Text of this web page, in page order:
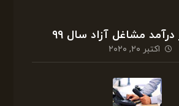
درآمد مشاغل آزاد سال ۹۹
اکتبر ۲۰, ۲۰۲۰